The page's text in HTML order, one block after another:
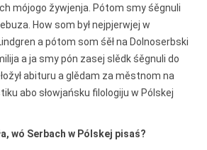
mójogo žywjenja. Pótom smy śěgnuli
How som był nejpjerwjej w
a pótom som śěł na Dolnoserbski
a ja smy pón zasej slědk śěgnuli do
abituru a glědam za městnom na
abo słowjańsku filologiju w Pólskej
wó Serbach w Pólskej pisaś?
Casnik online